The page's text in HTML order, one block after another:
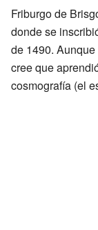
Friburgo de
donde se
de 1490.
cree que
cosmografía (el